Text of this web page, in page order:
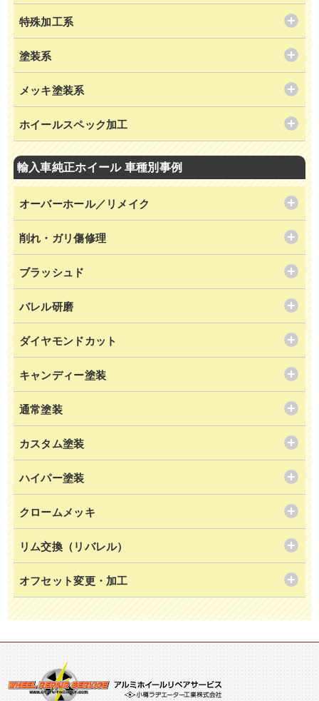
特殊加工系
塗装系
メッキ塗装系
ホイールスペック加工
輸入車純正ホイール 車種別事例
オーバーホール／リメイク
削れ・ガリ傷修理
ブラッシュド
バレル研磨
ダイヤモンドカット
キャンディー塗装
通常塗装
カスタム塗装
ハイパー塗装
クロームメッキ
リム交換（リバレル）
オフセット変更・加工